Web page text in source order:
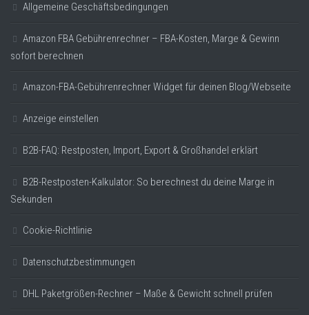
Allgemeine Geschäftsbedingungen
Amazon FBA Gebührenrechner – FBA-Kosten, Marge & Gewinn
sofort berechnen
Amazon-FBA-Gebührenrechner Widget für deinen Blog/Webseite
Anzeige einstellen
B2B-FAQ: Restposten, Import, Export & Großhandel erklärt
B2B-Restposten-Kalkulator: So berechnest du deine Marge in
Sekunden
Cookie-Richtlinie
Datenschutzbestimmungen
DHL Paketgrößen-Rechner – Maße & Gewicht schnell prüfen